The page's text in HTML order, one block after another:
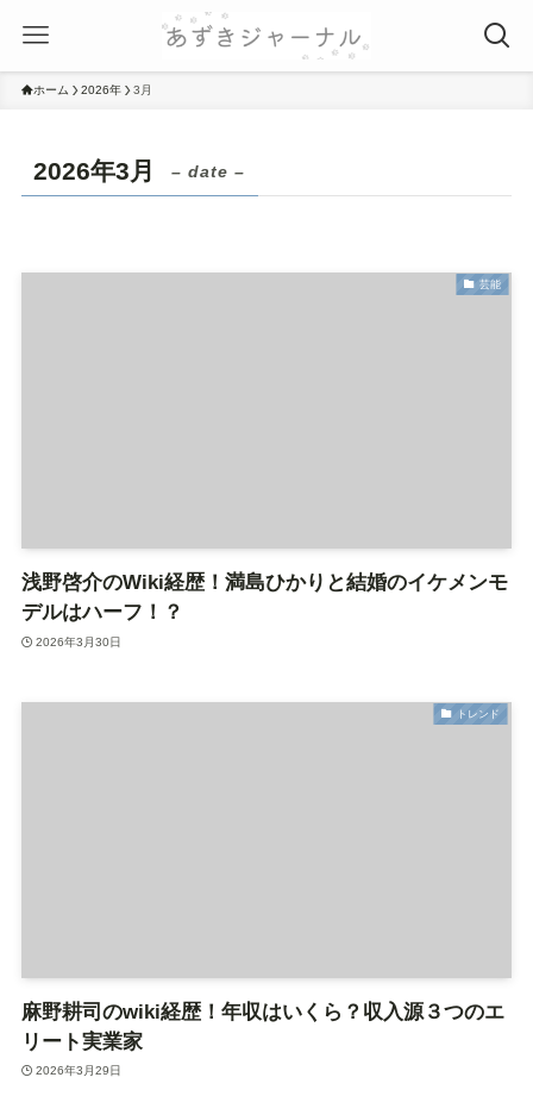
ホーム 2026年 3月
2026年3月 – date –
芸能
浅野啓介のWiki経歴！満島ひかりと結婚のイケメンモ
デルはハーフ！？
2026年3月30日
トレンド
麻野耕司のwiki経歴！年収はいくら？収入源３つのエ
リート実業家
2026年3月29日